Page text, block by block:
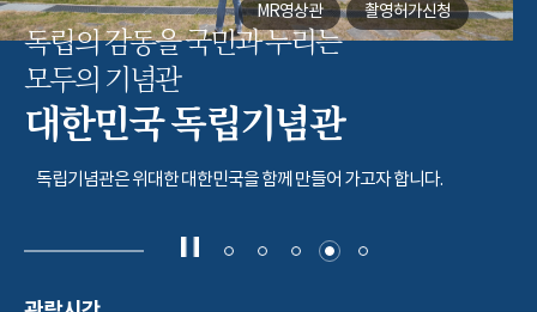
MR영상관 촬영허가신청
독립의 감동을 국민과 누리는
모두의 기념관
대한민국 독립기념관
독립기념관은 위대한 대한민국을 함께 만들어 가고자 합니다.